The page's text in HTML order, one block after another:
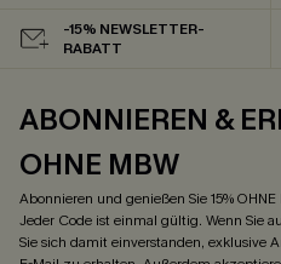
-15% NEWSLETTER-
RABATT
ABONNIEREN &
OHNE MBW
Abonnieren und genießen Sie 15%
Jeder Code ist einmal gültig. Wenn Sie
Sie sich damit einverstanden, exklusive